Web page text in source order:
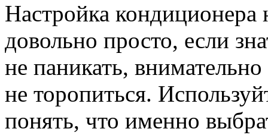
Настройка кондиционера
довольно просто, если
не паникать,
не торопиться.
понять, что именно